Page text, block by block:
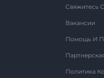
Свяжитесь
Вакансии
Помощь И
Политика